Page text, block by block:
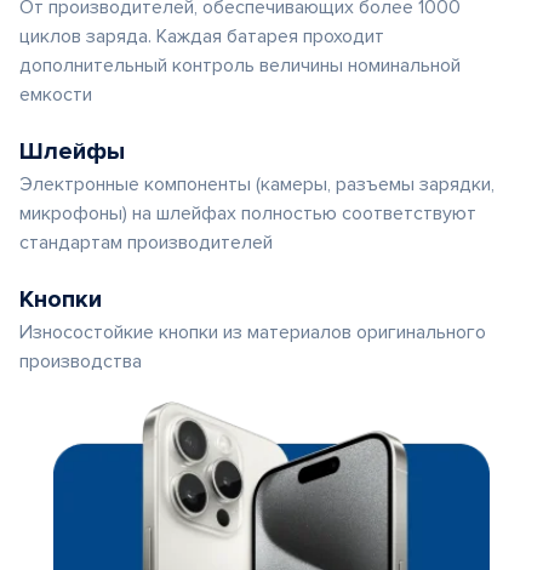
От производителей, обеспечивающих более 1000
циклов заряда. Каждая батарея проходит
дополнительный контроль величины номинальной
емкости
Шлейфы
Электронные компоненты (камеры, разъемы зарядки,
микрофоны) на шлейфах полностью соответствуют
стандартам производителей
Кнопки
Износостойкие кнопки из материалов оригинального
производства